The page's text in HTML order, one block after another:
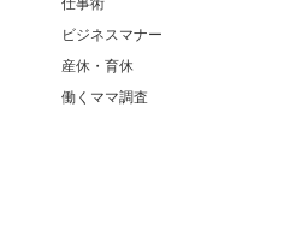
仕事術
ビジネスマナー
産休・育休
働くママ調査